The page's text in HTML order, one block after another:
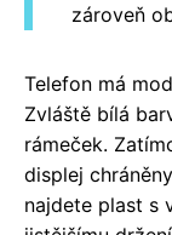
zároveň
Telefon má
Zvláště bílá
rámeček.
displej
najdete plast s